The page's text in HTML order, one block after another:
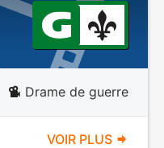
Drame de guerre
VOIR PLUS